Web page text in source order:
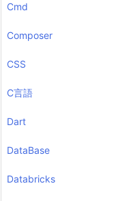
Cmd
Composer
CSS
C言語
Dart
DataBase
Databricks